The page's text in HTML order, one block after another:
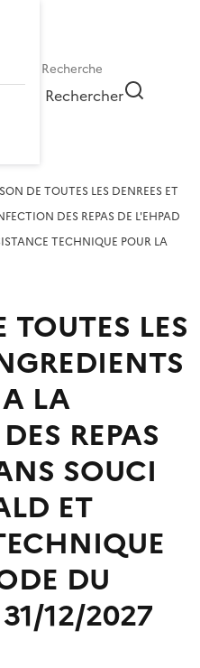
Rechercher
DE TOUTES LES DENREES ET
DES REPAS DE L'EHPAD
TECHNIQUE POUR LA
LES
LA
REPAS
SOUCI
ET
DU
12/2027